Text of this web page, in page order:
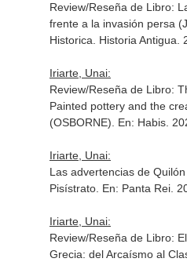
Review/Reseña de Libro:
frente a la invasión persa
Historica. Historia Antigua
Iriarte, Unai:
Review/Reseña de Libro:
Painted pottery and the
(OSBORNE). En: Habis.
Iriarte, Unai:
Las advertencias de
Pisístrato. En: Panta Rei.
Iriarte, Unai:
Review/Reseña de Libro:
Grecia: del Arcaísmo al